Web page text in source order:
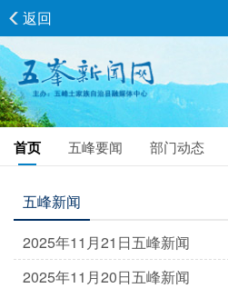
首页 五峰要闻 部门动态
返回
五峰新闻
2025年11月21日五峰新闻
2025年11月20日五峰新闻